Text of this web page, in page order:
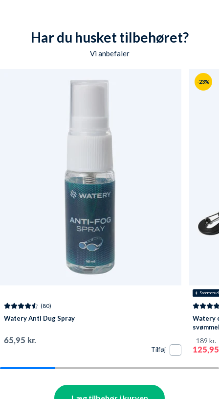
Har du husket tilbehøret?
Vi anbefaler
(80)
Watery Anti Dug Spray
65,95 kr.
Tilføj
-23%
☀️
Watery
189 kr.